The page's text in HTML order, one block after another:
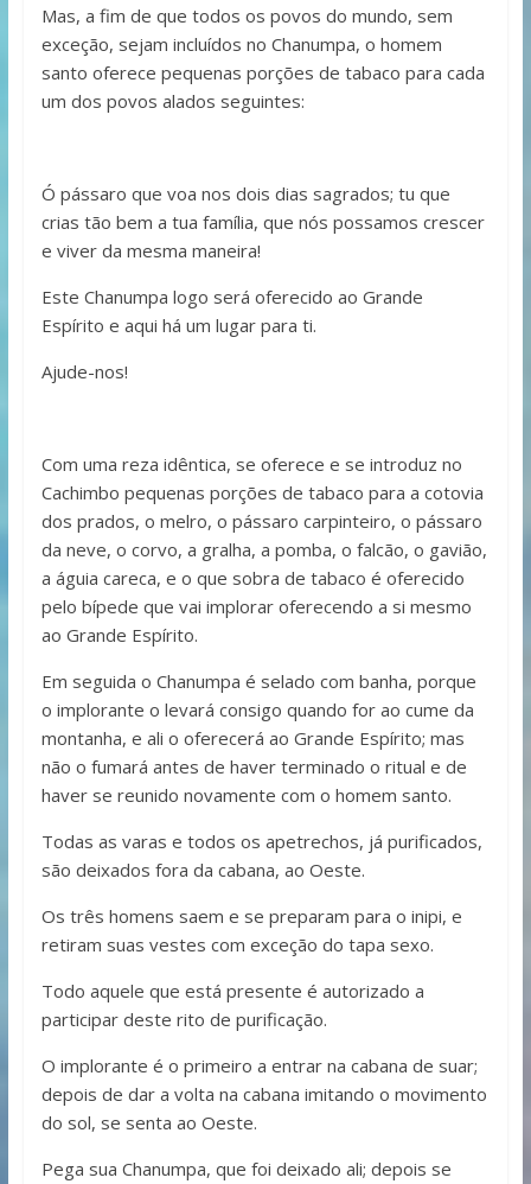
Mas, a fim de que todos os povos do mundo, sem
exceção, sejam incluídos no Chanumpa, o homem
santo oferece pequenas porções de tabaco para cada
um dos povos alados seguintes:
Ó pássaro que voa nos dois dias sagrados; tu que
crias tão bem a tua família, que nós possamos crescer
e viver da mesma maneira!
Este Chanumpa logo será oferecido ao Grande
Espírito e aqui há um lugar para ti.
Ajude-nos!
Com uma reza idêntica, se oferece e se introduz no
Cachimbo pequenas porções de tabaco para a cotovia
dos prados, o melro, o pássaro carpinteiro, o pássaro
da neve, o corvo, a gralha, a pomba, o falcão, o gavião,
a águia careca, e o que sobra de tabaco é oferecido
pelo bípede que vai implorar oferecendo a si mesmo
ao Grande Espírito.
Em seguida o Chanumpa é selado com banha, porque
o implorante o levará consigo quando for ao cume da
montanha, e ali o oferecerá ao Grande Espírito; mas
não o fumará antes de haver terminado o ritual e de
haver se reunido novamente com o homem santo.
Todas as varas e todos os apetrechos, já purificados,
são deixados fora da cabana, ao Oeste.
Os três homens saem e se preparam para o inipi, e
retiram suas vestes com exceção do tapa sexo.
Todo aquele que está presente é autorizado a
participar deste rito de purificação.
O implorante é o primeiro a entrar na cabana de suar;
depois de dar a volta na cabana imitando o movimento
do sol, se senta ao Oeste.
Pega sua Chanumpa, que foi deixado ali; depois se